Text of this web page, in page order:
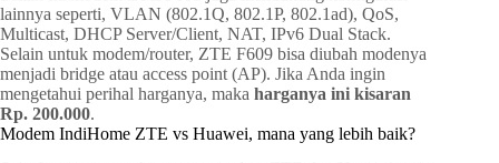
lainnya seperti, VLAN (802.1Q, 802.1P, 802.1ad), QoS,
Multicast, DHCP Server/Client, NAT, IPv6 Dual Stack.
Selain untuk modem/router, ZTE F609 bisa diubah modenya
menjadi bridge atau access point (AP). Jika Anda ingin
mengetahui perihal harganya, maka harganya ini kisaran
Rp. 200.000.
Modem IndiHome ZTE vs Huawei, mana yang lebih baik?